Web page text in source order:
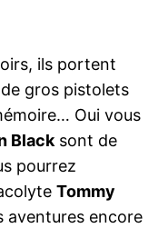
ils portent
gros pistolets
Oui vous
Blacksont de
pourrez
Tommy
aventures encore